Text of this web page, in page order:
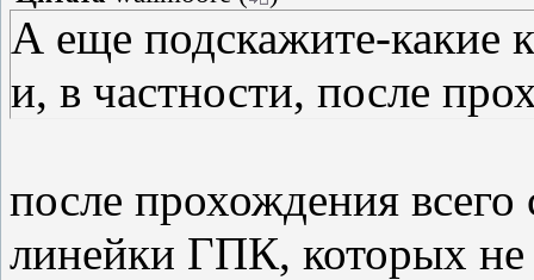
А еще подскажите-какие
и, в частности, после
после прохождения
линейки ГПК, которых